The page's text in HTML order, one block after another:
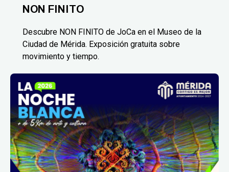
NON FINITO
Descubre NON FINITO de JoCa en el Museo de la
Ciudad de Mérida. Exposición gratuita sobre
movimiento y tiempo.